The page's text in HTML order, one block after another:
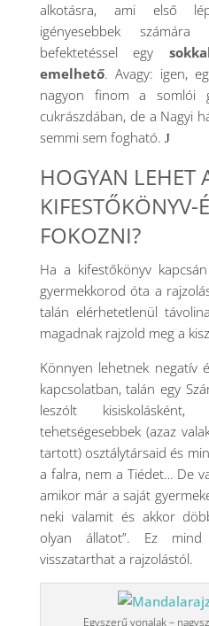
alkotásra, ami első
igényesebbek
befektetéssel egy
emelhető. Avagy: igen,
nagyon finom a somlói
cukrászdában, de a Nagyi
semmi sem fogható. J
HOGYAN LEHET
KIFESTŐKÖNYV-
FOKOZNI?
Ha a kifestőkönyv
gyermekkorod óta a
talán elérhetetlenül
magadnak rajzold meg a
Könnyen lehetnek negatív
kapcsolatban, talán egy
leszólt
tehetségesebbek (azaz
tartott) osztálytársaid és
a falra, nem a Tiédet… De
amikor már a saját
neki valamit és akkor
olyan állatot”. Ez
visszatarthat a rajzolástól.
Egyszerű vonalak –